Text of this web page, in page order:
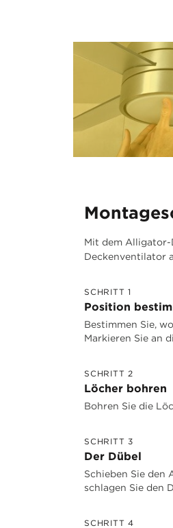
Mit dem Alligator-
Deckenventilator
SCHRITT 1
Position
Bestimmen Sie,
Markieren Sie an
SCHRITT 2
Löcher bohren
Bohren Sie die
SCHRITT 3
Der Dübel
Schieben Sie den
schlagen Sie den
SCHRITT 4